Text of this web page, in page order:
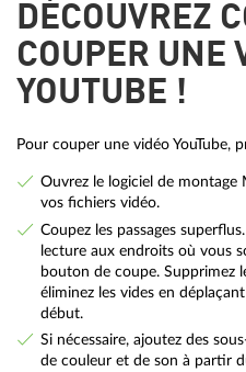
DÉCOUVREZ
COUPER UNE
YOUTUBE !
Pour couper une vidéo YouTube,
Ouvrez le logiciel de montage
vos fichiers vidéo.
Coupez les passages
lecture aux endroits où vous
bouton de coupe. Supprimez
éliminez les vides en
début.
Si nécessaire, ajoutez des
de couleur et de son à partir